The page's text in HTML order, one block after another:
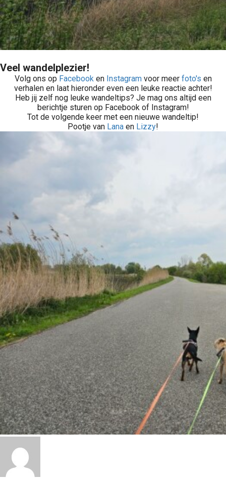
Veel wandelplezier!
Volg ons op Facebook en Instagram voor meer foto's en
verhalen en laat hieronder even een leuke reactie achter!
Heb jij zelf nog leuke wandeltips? Je mag ons altijd een
berichtje sturen op Facebook of Instagram!
Tot de volgende keer met een nieuwe wandeltip!
Pootje van Lana en Lizzy!